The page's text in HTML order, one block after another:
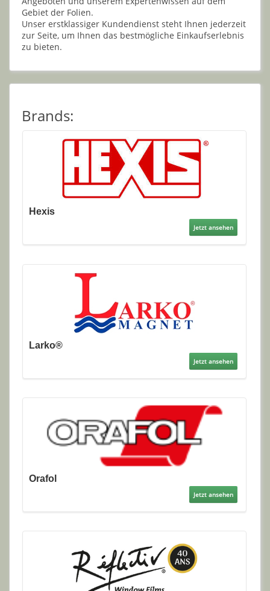
Gebiet der Folien.
Unser erstklassiger Kundendienst steht Ihnen jederzeit
zur Seite, um Ihnen das bestmögliche Einkaufserlebnis
zu bieten.
Brands:
Hexis
Jetzt ansehen
Larko®
Jetzt ansehen
Orafol
Jetzt ansehen